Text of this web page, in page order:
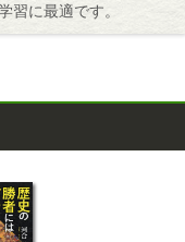
習に最適です。